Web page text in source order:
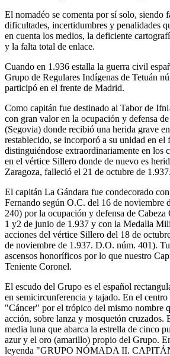
El nomadéo se comenta por sí solo, siendo
dificultades, incertidumbres y penalidades
en cuenta los medios, la deficiente
y la falta total de enlace.
Cuando en 1.936 estalla la guerra civil
Grupo de Regulares Indígenas de Tetuán
participó en el frente de Madrid.
Como capitán fue destinado al Tabor de
con gran valor en la ocupación y defensa
(Segovia) donde recibió una herida grave
restablecido, se incorporó a su unidad en el
distinguiéndose extraordinariamente en los
en el vértice Sillero donde de nuevo es
Zaragoza, falleció el 21 de octubre de 1.937.
El capitán La Gándara fue condecorado
Fernando según O.C. del 16 de noviembre
240) por la ocupación y defensa de
1 y2 de junio de 1.937 y con la Medalla
acciones del vértice Sillero del 18 de
de noviembre de 1.937. D.O. núm. 401).
ascensos honoríficos por lo que nuestro
Teniente Coronel.
El escudo del Grupo es el español
en semicircunferencia y tajado. En el
"Cáncer" por el trópico del mismo nombre
acción, sobre lanza y mosquetón cruzados.
media luna que abarca la estrella de cinco
azur y el oro (amarillo) propio del Grupo.
leyenda "GRUPO NÓMADA II.